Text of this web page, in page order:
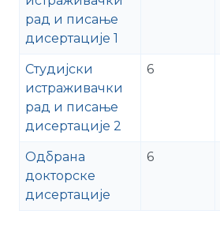
рад и писање
дисертације 1
Студијски
истраживачки
рад и писање
дисертације 2
6
Одбрана
докторске
дисертације
6